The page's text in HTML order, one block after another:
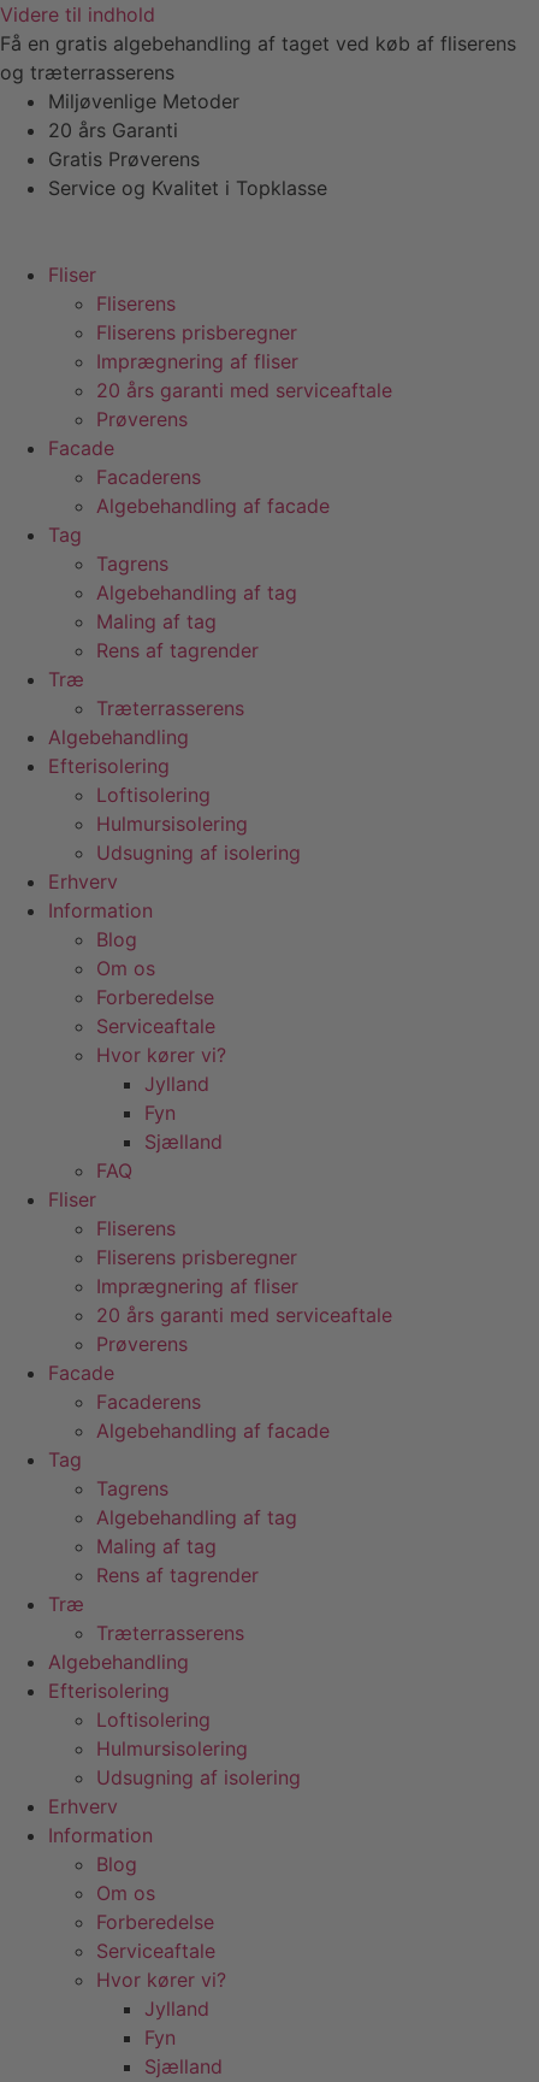
Videre til indhold
Få en gratis algebehandling af taget ved køb af fliserens
og træterrasserens
Miljøvenlige Metoder
20 års Garanti
Gratis Prøverens
Service og Kvalitet i Topklasse
Fliser
Fliserens
Fliserens prisberegner
Imprægnering af fliser
20 års garanti med serviceaftale
Prøverens
Facade
Facaderens
Algebehandling af facade
Tag
Tagrens
Algebehandling af tag
Maling af tag
Rens af tagrender
Træ
Træterrasserens
Algebehandling
Efterisolering
Loftisolering
Hulmursisolering
Udsugning af isolering
Erhverv
Information
Blog
Om os
Forberedelse
Serviceaftale
Hvor kører vi?
Jylland
Fyn
Sjælland
FAQ
Fliser
Fliserens
Fliserens prisberegner
Imprægnering af fliser
20 års garanti med serviceaftale
Prøverens
Facade
Facaderens
Algebehandling af facade
Tag
Tagrens
Algebehandling af tag
Maling af tag
Rens af tagrender
Træ
Træterrasserens
Algebehandling
Efterisolering
Loftisolering
Hulmursisolering
Udsugning af isolering
Erhverv
Information
Blog
Om os
Forberedelse
Serviceaftale
Hvor kører vi?
Jylland
Fyn
Sjælland